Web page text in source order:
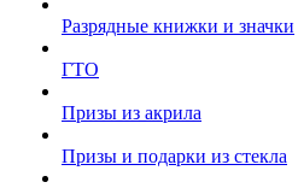
Разрядные книжки и значки
ГТО
Призы из акрила
Призы и подарки из стекла